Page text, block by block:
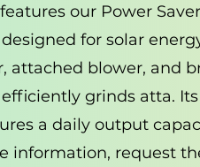
our Power Saver
for solar
attached blower, and
grinds atta. Its
a daily output
information, request